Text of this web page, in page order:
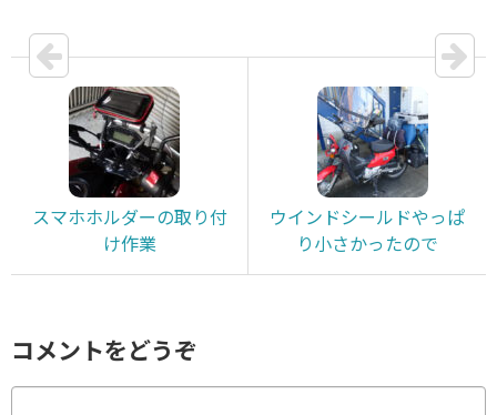
スマホホルダーの取り付
け作業
ウインドシールドやっぱ
り小さかったので
コメントをどうぞ